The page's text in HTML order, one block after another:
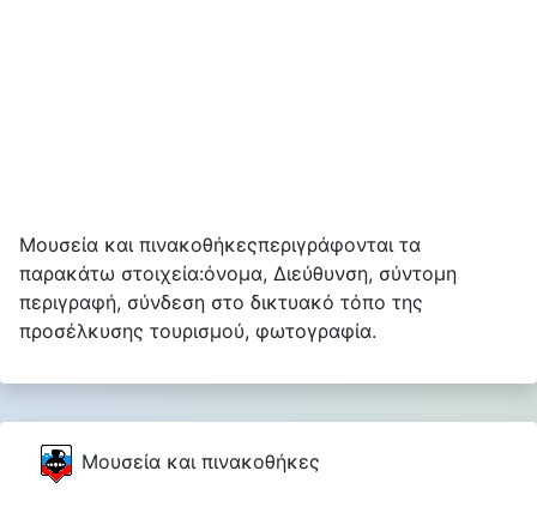
Μουσεία και πινακοθήκεςπεριγράφονται τα
παρακάτω στοιχεία:όνομα, Διεύθυνση, σύντομη
περιγραφή, σύνδεση στο δικτυακό τόπο της
προσέλκυσης τουρισμού, φωτογραφία.
Μουσεία και πινακοθήκες